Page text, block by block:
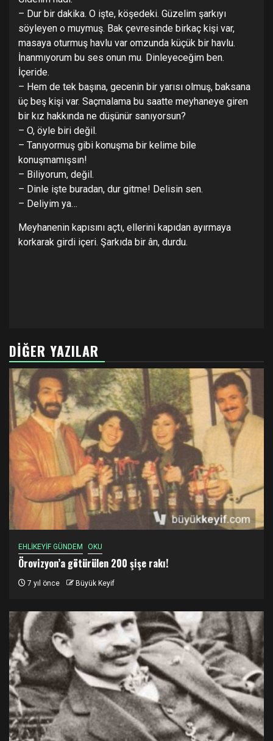
– Dur bir dakika. O işte, köşedeki. Güzelim şarkıyı
söyleyen o muymuş. Bak çevresinde birkaç kişi var,
masaya oturmuş havlu var omzunda küçük bir havlu.
İnanmıyorum bu ses onun mu. Dinleyeceğim ben.
İçeride.
– Hem de tek başına, gecenin bir yarısı olmuş, baksana
üç beş kişi var. Saçmalama bu saatte meyhaneye giren
bir kız hakkında ne düşünür sanıyorsun?
– O, öyle biri değil.
– Tanıyormuş gibi konuşma bir kelime bile
konuşmamışsın!
– Biliyorum, değil.
– Dinle işte buradan, dur gitme! Delisin sen.
– Deliyim ya…
Meyhanenin kapısını açtı, ellerini kapıdan ayırmaya
korkarak girdi içeri. Şarkıda bir ân, durdu.
DIĞER YAZILAR
EHLİKEYİF GÜNDEM OKU
Örovizyon’a götürülen 200 şişe rakı!
7 yıl önce Büyük Keyif